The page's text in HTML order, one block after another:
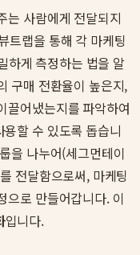
는 사람에게 전달되지
트랩을 통해 각 마케팅
하게 측정하는 법을 알
구매 전환율이 높은지,
끌어냈는지를 파악하여
할 수 있도록 돕습니
을 나누어(세그먼테이
전달함으로써, 마케팅
으로 만들어갑니다. 이
입니다.